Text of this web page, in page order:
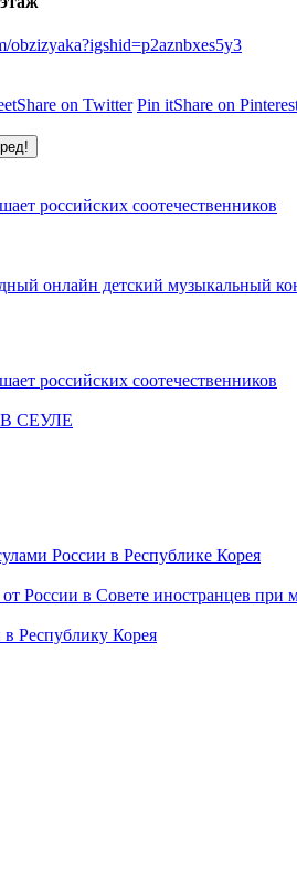
obzizyaka?igshid=p2aznbxes5y3
Share on Twitter Pin itShare on
российских соотечественников
онлайн детский музыкальный
российских соотечественников
СЕУЛЕ
России в Республике Корея
от России в Совете иностранцев при
Республику Корея